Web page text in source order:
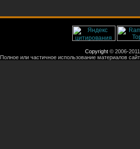
Copyright © 2006-
Полное или частичное использование материалов